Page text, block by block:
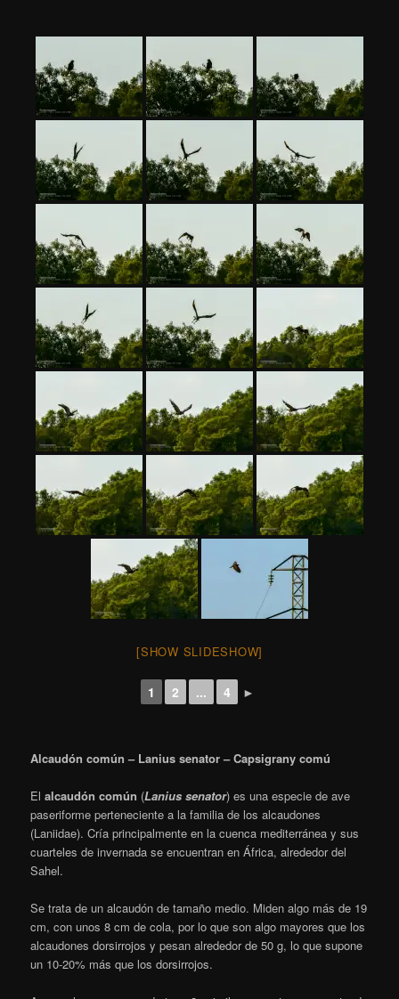
[SHOW SLIDESHOW]
1 2 ... 4 ►
Alcaudón común – Lanius senator – Capsigrany comú
Elalcaudón común (Lanius senator) es una especie de ave
paseriforme perteneciente a la familia de los alcaudones
(Laniidae). Cría principalmente en la cuenca mediterránea y sus
cuarteles de invernada se encuentran en África, alrededor del
Sahel.
Se trata de un alcaudón de tamaño medio. Miden algo más de 19
cm, con unos 8 cm de cola, por lo que son algo mayores que los
alcaudones dorsirrojos y pesan alrededor de 50 g, lo que supone
un 10-20% más que los dorsirrojos.